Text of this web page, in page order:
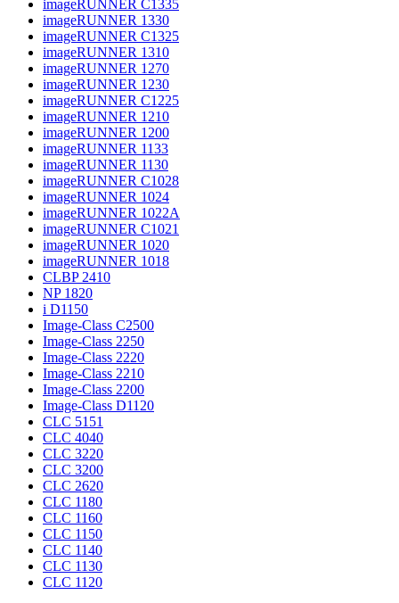
imageRUNNER C1335
imageRUNNER 1330
imageRUNNER C1325
imageRUNNER 1310
imageRUNNER 1270
imageRUNNER 1230
imageRUNNER C1225
imageRUNNER 1210
imageRUNNER 1200
imageRUNNER 1133
imageRUNNER 1130
imageRUNNER C1028
imageRUNNER 1024
imageRUNNER 1022A
imageRUNNER C1021
imageRUNNER 1020
imageRUNNER 1018
CLBP 2410
NP 1820
i D1150
Image-Class C2500
Image-Class 2250
Image-Class 2220
Image-Class 2210
Image-Class 2200
Image-Class D1120
CLC 5151
CLC 4040
CLC 3220
CLC 3200
CLC 2620
CLC 1180
CLC 1160
CLC 1150
CLC 1140
CLC 1130
CLC 1120